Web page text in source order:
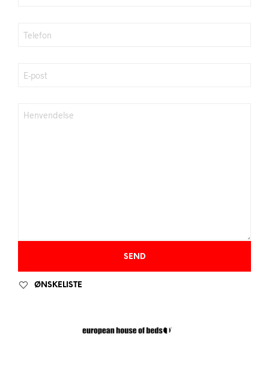
ØNSKELISTE